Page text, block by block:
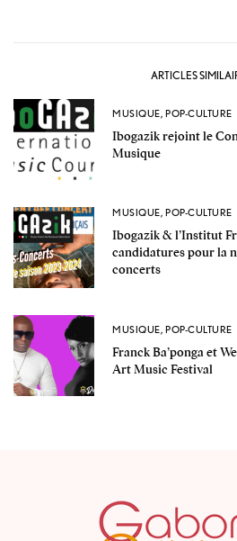
ARTICLES
MUSIQUE, POP-CULTURE
Ibogazik rejoint le
Musique
MUSIQUE, POP-CULTURE
Ibogazik & l’Institut
candidatures pour la
concerts
MUSIQUE, POP-CULTURE
Franck Ba’ponga et
Art Music Festival